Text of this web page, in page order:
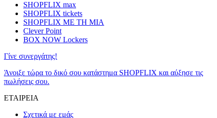
SHOPFLIX max
SHOPFLIX tickets
SHOPFLIX ΜΕ ΤΗ ΜΙΑ
Clever Point
BOX NOW Lockers
Γίνε συνεργάτης!
Άνοιξε τώρα το δικό σου κατάστημα SHOPFLIX και αύξησε τις
πωλήσεις σου.
ΕΤΑΙΡΕΙΑ
Σχετικά με εμάς